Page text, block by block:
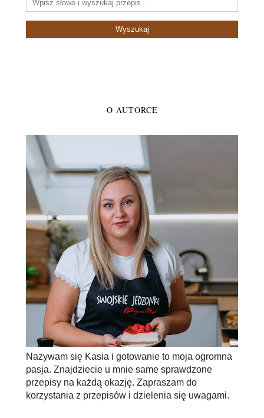
O AUTORCE
Nazywam się Kasia i gotowanie to moja ogromna
pasja. Znajdziecie u mnie same sprawdzone
przepisy na każdą okazję. Zapraszam do
korzystania z przepisów i dzielenia się uwagami.